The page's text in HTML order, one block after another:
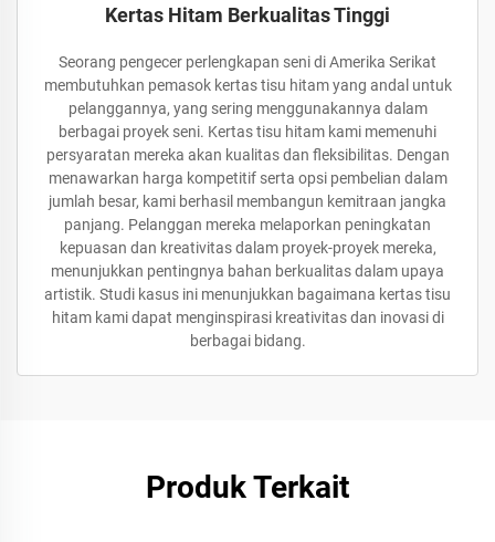
Kertas Hitam Berkualitas Tinggi
Seorang pengecer perlengkapan seni di Amerika Serikat
membutuhkan pemasok kertas tisu hitam yang andal untuk
pelanggannya, yang sering menggunakannya dalam
berbagai proyek seni. Kertas tisu hitam kami memenuhi
persyaratan mereka akan kualitas dan fleksibilitas. Dengan
menawarkan harga kompetitif serta opsi pembelian dalam
jumlah besar, kami berhasil membangun kemitraan jangka
panjang. Pelanggan mereka melaporkan peningkatan
kepuasan dan kreativitas dalam proyek-proyek mereka,
menunjukkan pentingnya bahan berkualitas dalam upaya
artistik. Studi kasus ini menunjukkan bagaimana kertas tisu
hitam kami dapat menginspirasi kreativitas dan inovasi di
berbagai bidang.
Produk Terkait